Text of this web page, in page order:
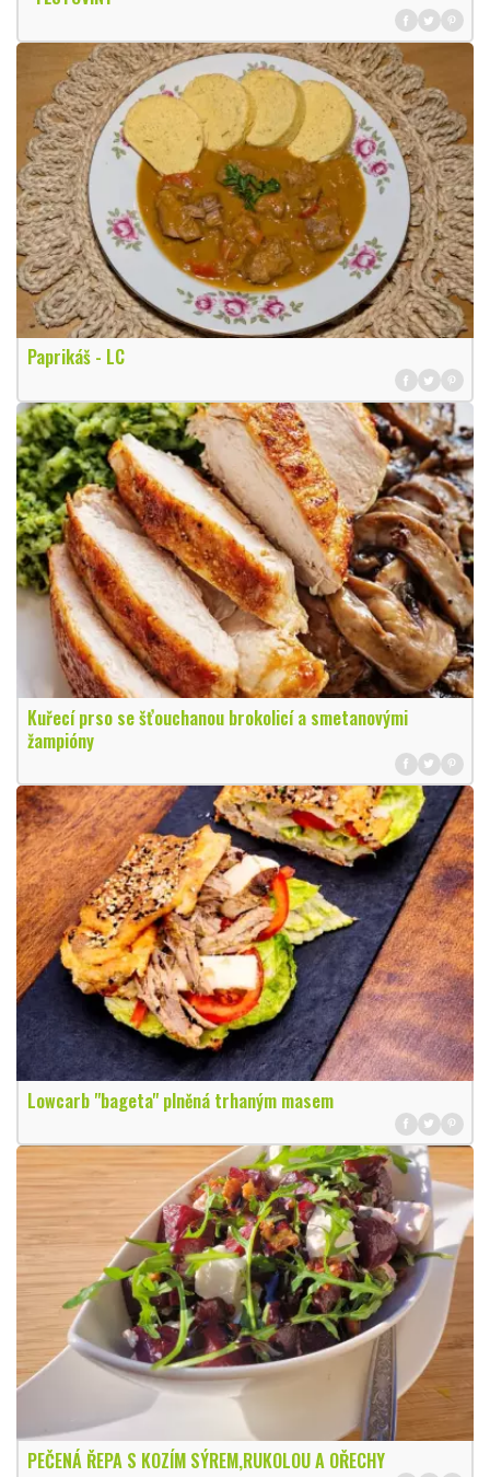
Paprikáš - LC
Kuřecí prso se šťouchanou brokolicí a smetanovými
žampióny
Lowcarb "bageta" plněná trhaným masem
PEČENÁ ŘEPA S KOZÍM SÝREM,RUKOLOU A OŘECHY